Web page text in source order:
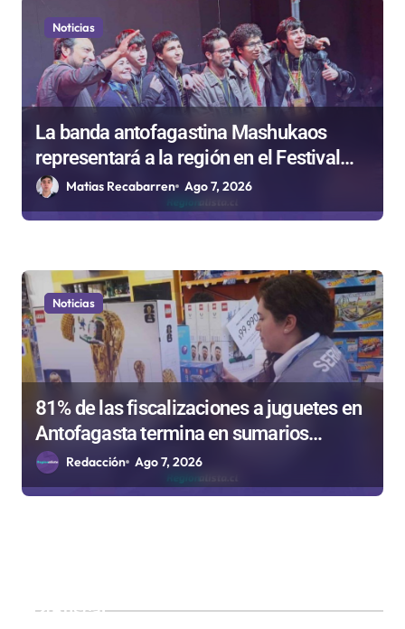
Noticias
La banda antofagastina Mashukaos
representará a la región en el Festival
Rockódromo de Valparaíso
Matias Recabarren Ago 7, 2026
Noticias
81% de las fiscalizaciones a juguetes en
Antofagasta termina en sumarios
sanitarios
Redacción Ago 7, 2026
Buscar